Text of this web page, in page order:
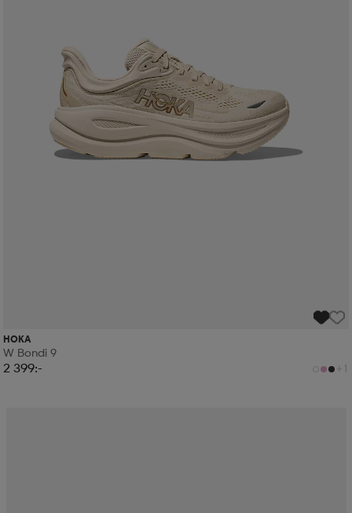
HOKA
W Bondi 9
+1
2 399:-